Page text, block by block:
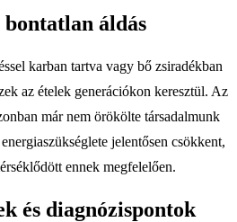
bontatlan áldás
karban tartva vagy bő zsiradékban
az ételek generációkon keresztül. Az
már nem örökölte társadalmunk
jelentősen csökkent,
ennek megfelelően.
és diagnózispontok